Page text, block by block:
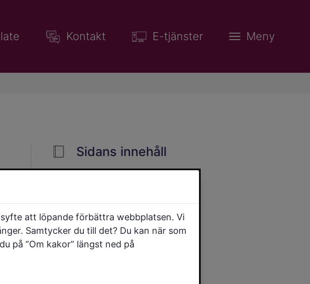
Kontakt E-tjänster Meny
Sidans innehåll
att löpande förbättra webbplatsen. Vi
Samtycker du till det? Du kan när som
på ”Om kakor” längst ned på